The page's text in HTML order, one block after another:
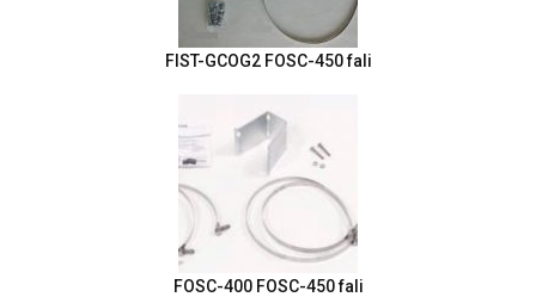
FIST-GCOG2 FOSC-450 fali
FOSC-400 FOSC-450 fali